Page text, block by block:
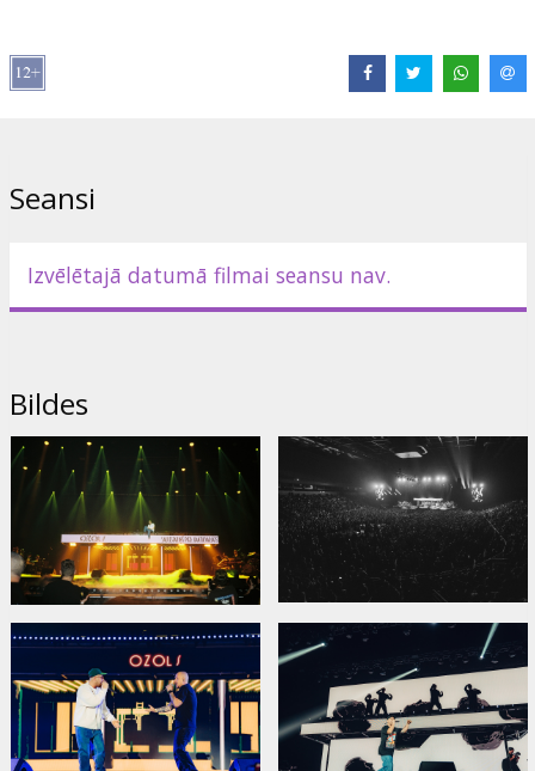
šova momentiem. Tam ir divas daļas, no kurām pirmā veltīta
saspēlei ar Latvijas Radio Bigband un Kristīni Prauliņu, savukārt
skatuves redzami tādi viesmākslinieki kā Dons, Gustavo, Čižiks,
ansis, rolands če, Prusax, xantikvariāts, Steps, Hotte, Kurts,
Filma caur šešpadsmit kameru objektīviem ļauj vēlreiz izdzīvot
mākslinieku uzstāšanos un detaļās ieraudzīt tādus leģendārus
un Gustavo jaunākā albuma tituldziesmu “Tagad tikai sākās” kopā
koncertu no otras puses aiz tumšā priekškara, sajust atmosfēru
un emocijas, kas valdīja lielkoncerta dalībnieku ģērbtuvēs un pirms
kāpšanas uz skatuves.
Filma latviešu valodā.
Izplatītājs: SIA URBAN CLOTHING
Režisors: Rolands Rekke
Saites: Facebook
Seansi
Izvēlētajā datumā filmai seansu nav.
Bildes